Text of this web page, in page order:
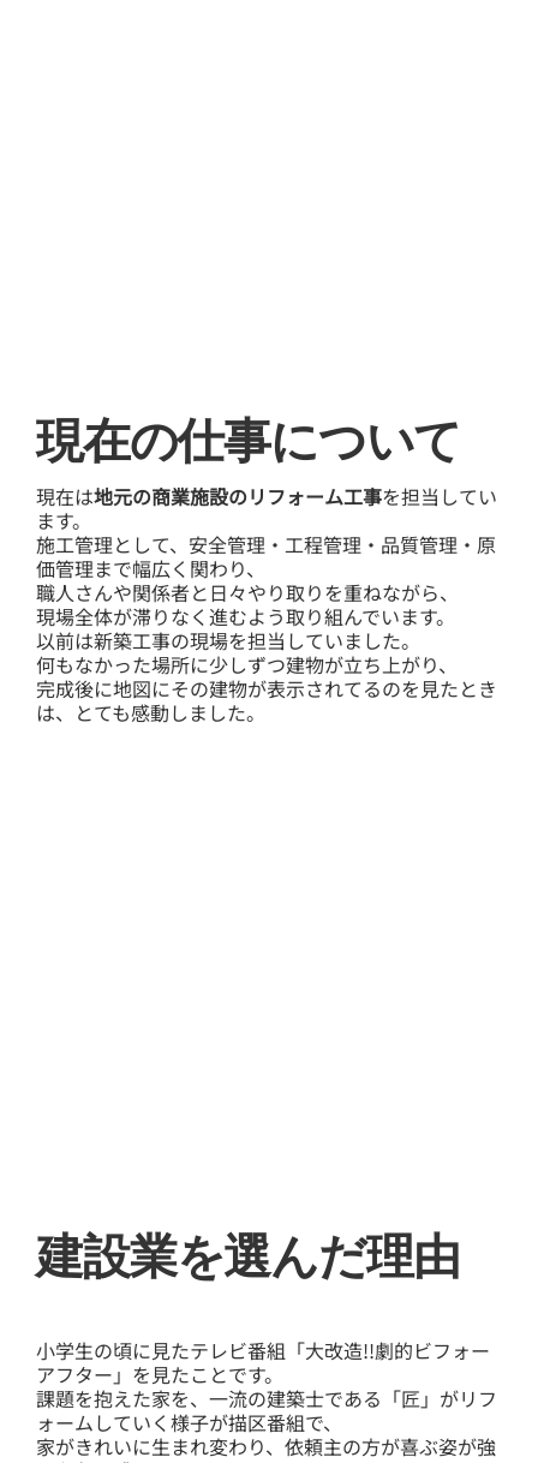
​現在の仕事について
現在は地元の商業施設のリフォーム工事を担当してい
ます。
施工管理として、安全管理・工程管理・品質管理・原
価管理まで幅広く関わり、
職人さんや関係者と日々やり取りを重ねながら、
現場全体が滞りなく進むよう取り組んでいます。
以前は新築工事の現場を担当していました。
何もなかった場所に少しずつ建物が立ち上がり、
完成後に地図にその建物が表示されてるのを見たとき
は、とても感動しました。
​建設業を選んだ理由
小学生の頃に見たテレビ番組「大改造!!劇的ビフォー
アフター」を見たことです。
課題を抱えた家を、一流の建築士である「匠」がリフ
ォームしていく様子が描区番組で、
家がきれいに生まれ変わり、依頼主の方が喜ぶ姿が強